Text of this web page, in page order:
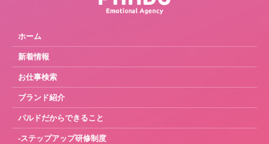
ホーム
新着情報
お仕事検索
ブランド紹介
パルドだからできること
-ステップアップ研修制度